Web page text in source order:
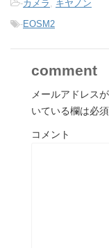
-カメラ , キヤノン
-EOSM2
comment
メールアドレス
いている欄は必
コメント